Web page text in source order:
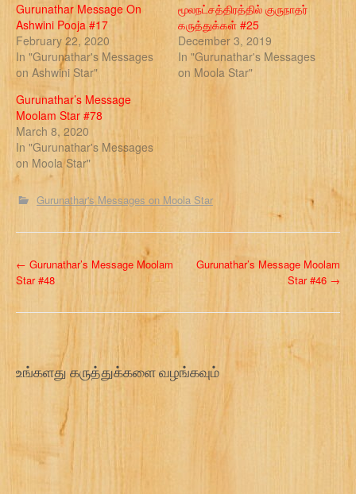
Gurunathar Message On
Ashwini Pooja #17
February 22, 2020
In "Gurunathar's Messages
on Ashwini Star"
மூலநட்சத்திரத்தில் குருநாதர்
கருத்துக்கள் #25
December 3, 2019
In "Gurunathar's Messages
on Moola Star"
Gurunathar’s Message
Moolam Star #78
March 8, 2020
In "Gurunathar's Messages
on Moola Star"
Gurunathar's Messages on Moola Star
P
n
v
← Gurunathar’s Message Moolam
Star #48
Gurunathar’s Message Moolam
Star #46 →
உங்களது கருத்துக்களை வழங்கவும்